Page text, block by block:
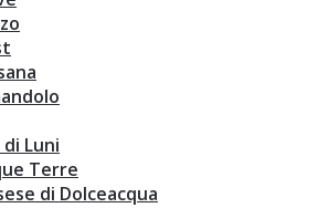
di Luni
Terre
di Dolceacqua